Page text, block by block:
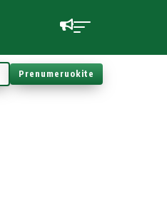
Prenumeruokite